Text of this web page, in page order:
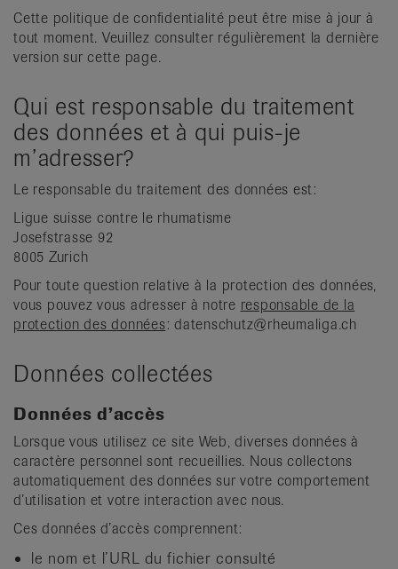
Cette politique de confidentialité peut être mise à jour à
tout moment. Veuillez consulter régulièrement la dernière
version sur cette page.
Qui est responsable du traitement
des données et à qui puis-je
m’adresser?
Le responsable du traitement des données est:
Ligue suisse contre le rhumatisme
Josefstrasse 92
8005 Zurich
Pour toute question relative à la protection des données,
vous pouvez vous adresser à notre responsable de la
protection des données: datenschutz@rheumaliga.ch
Données collectées
Données d’accès
Lorsque vous utilisez ce site Web, diverses données à
caractère personnel sont recueillies. Nous collectons
automatiquement des données sur votre comportement
d’utilisation et votre interaction avec nous.
Ces données d’accès comprennent:
le nom et l’URL du fichier consulté